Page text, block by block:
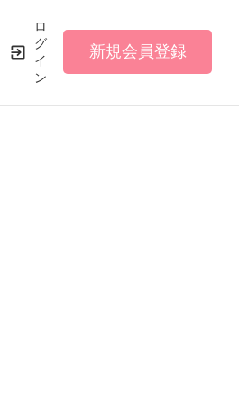
ロ
グ
イ
ン
新規会員登録